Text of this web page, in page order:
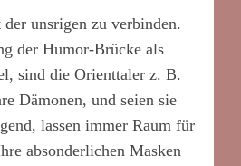
unsrigen zu verbinden.
der Humor-Brücke als
sind die Orienttaler z. B.
Dämonen, und seien sie
lassen immer Raum für
absonderlichen Masken